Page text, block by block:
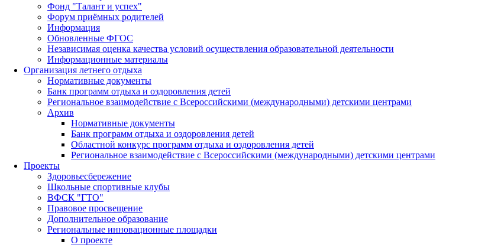
Фонд "Талант и успех"
Форум приёмных родителей
Информация
Обновленные ФГОС
Независимая оценка качества условий осуществления образовательной деятельности
Информационные материалы
Организация летнего отдыха
Нормативные документы
Банк программ отдыха и оздоровления детей
Региональное взаимодействие с Всероссийскими (международными) детскими центрами
Архив
Нормативные документы
Банк программ отдыха и оздоровления детей
Областной конкурс программ отдыха и оздоровления детей
Региональное взаимодействие с Всероссийскими (международными) детскими центрами
Проекты
Здоровьесбережение
Школьные спортивные клубы
ВФСК "ГТО"
Правовое просвещение
Дополнительное образование
Региональные инновационные площадки
О проекте